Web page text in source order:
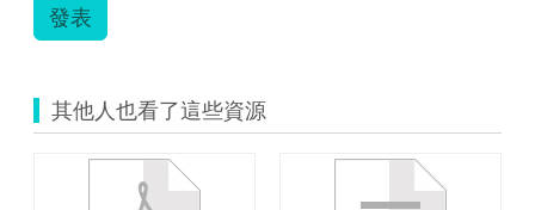
發表
其他人也看了這些資源